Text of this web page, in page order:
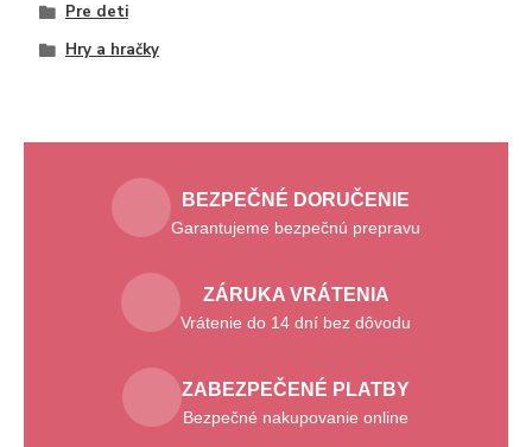
Pre deti
Hry a hračky
BEZPEČNÉ DORUČENIE
Garantujeme bezpečnú prepravu
ZÁRUKA VRÁTENIA
Vrátenie do 14 dní bez dôvodu
ZABEZPEČENÉ PLATBY
Bezpečné nakupovanie online